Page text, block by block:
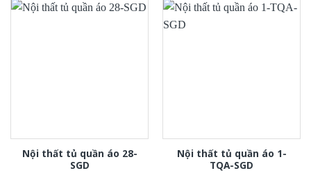
Nội thất tủ quần áo 28-
SGD
Nội thất tủ quần áo 1-
TQA-SGD